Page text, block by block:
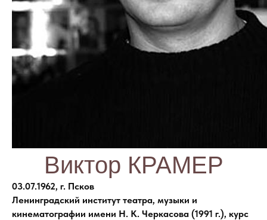
Виктор КРАМЕР
03.07.1962, г. Псков
Ленинградский институт театра, музыки и
кинематографии имени Н. К. Черкасова (1991 г.), курс